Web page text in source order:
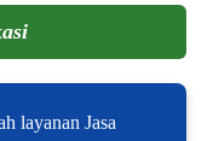
layanan Jasa